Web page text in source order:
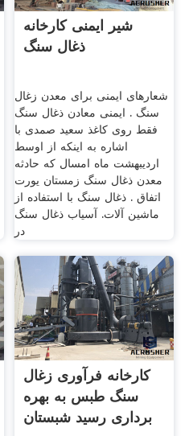
شیر ایمنی کارخانه
ذغال سنگ
شعارهای ایمنی برای معدن زغال
سنگ . ایمنی معادن ذغال سنگ
فقط روی کاغذ سعید صمدی با
اشاره به اینکه از اوسط
اردیبهشت ماه امسال که حادثه
معدن ذغال سنگ زمستان یورت
اتفاق . ذغال سنگ با استفاده از
ماشین آلات. آسیاب ذغال سنگ
در
کارخانه فرآوری زغال
سنگ طبس به بهره
برداری رسید شبستان